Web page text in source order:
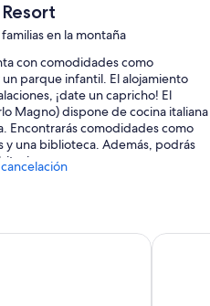
en la montaña
con comodidades como
parque infantil. El alojamiento
¡date un capricho! El
Magno) dispone de cocina italiana
Encontrarás comodidades como
y una biblioteca. Además, podrás
Hotel